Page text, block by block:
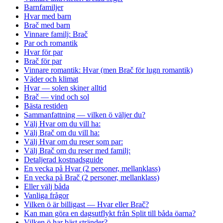
Barnfamiljer
Hvar med barn
Brač med barn
Vinnare familj: Brač
Par och romantik
Hvar för par
Brač för par
Vinnare romantik: Hvar (men Brač för lugn romantik)
Väder och klimat
Hvar — solen skiner alltid
Brač — vind och sol
Bästa restiden
Sammanfattning — vilken ö väljer du?
Välj Hvar om du vill ha:
Välj Brač om du vill ha:
Välj Hvar om du reser som par:
Välj Brač om du reser med familj:
Detaljerad kostnadsguide
En vecka på Hvar (2 personer, mellanklass)
En vecka på Brač (2 personer, mellanklass)
Eller välj båda
Vanliga frågor
Vilken ö är billigast — Hvar eller Brač?
Kan man göra en dagsutflykt från Split till båda öarna?